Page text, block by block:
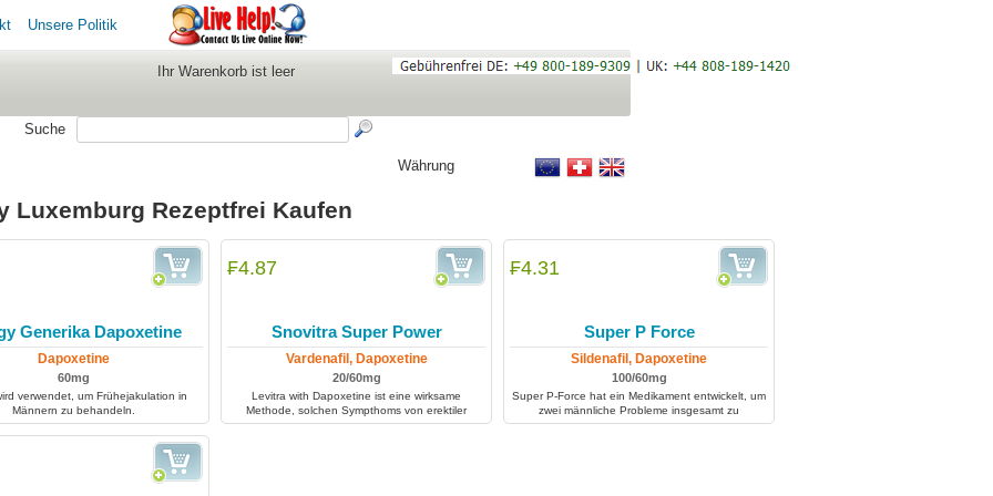
Unsere Politik
Ihr Warenkorb ist leer
Währung
Suche
Luxemburg Rezeptfrei Kaufen
Generika Dapoxetine
Dapoxetine
60mg
verwendet, um Frühejakulation in
Männern zu behandeln.
₣4.87
Snovitra Super Power
Vardenafil, Dapoxetine
20/60mg
Levitra with Dapoxetine ist eine wirksame
Methode, solchen Sympthoms von erektiler
Dysfunktion als Frühejakulation zu behandeln.
₣4.31
Super P Force
Sildenafil, Dapoxetine
100/60mg
Super P-Force hat ein Medikament entwickelt, um
zwei männliche Probleme insgesamt zu
behandeln: erektile Dysfunktion und vorzeitige